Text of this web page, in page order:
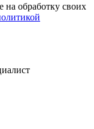
на обработку своих